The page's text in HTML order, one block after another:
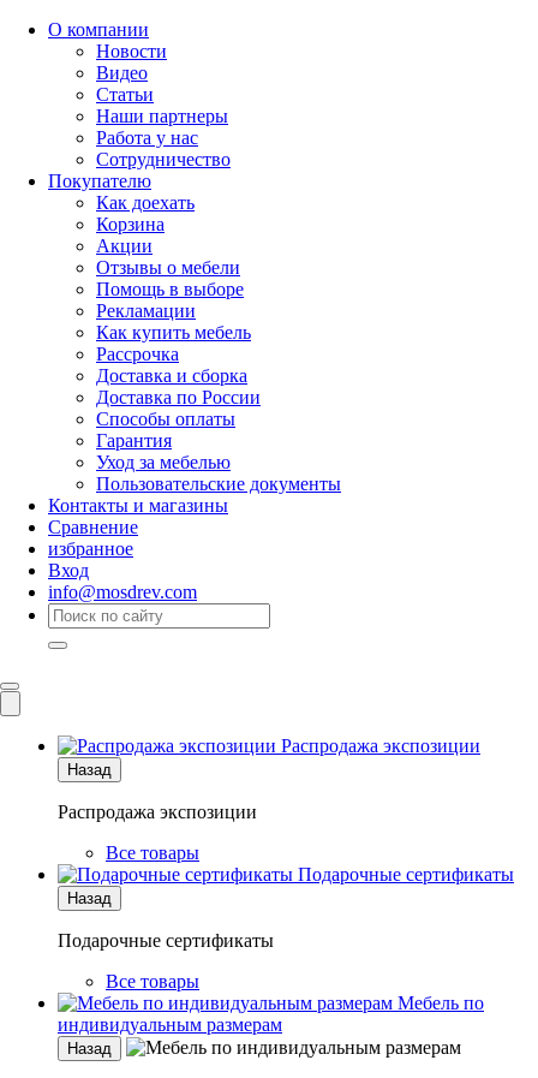
О компании
Новости
Видео
Статьи
Наши партнеры
Работа у нас
Сотрудничество
Покупателю
Как доехать
Корзина
Акции
Отзывы о мебели
Помощь в выборе
Рекламации
Как купить мебель
Рассрочка
Доставка и сборка
Доставка по России
Способы оплаты
Гарантия
Уход за мебелью
Пользовательские документы
Контакты и магазины
Сравнение
избранное
Вход
info@mosdrev.com
Распродажа экспозиции
Назад
Распродажа экспозиции
Все товары
Подарочные сертификаты
Назад
Подарочные сертификаты
Все товары
Мебель по
индивидуальным размерам
Назад